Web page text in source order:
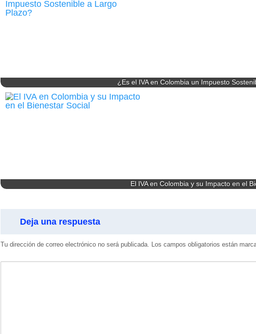
¿Es el IVA en Colombia un Impuesto
El IVA en Colombia y su Impacto en el
Deja una respuesta
Tu dirección de correo electrónico no será publicada. Los campos obligatorios están